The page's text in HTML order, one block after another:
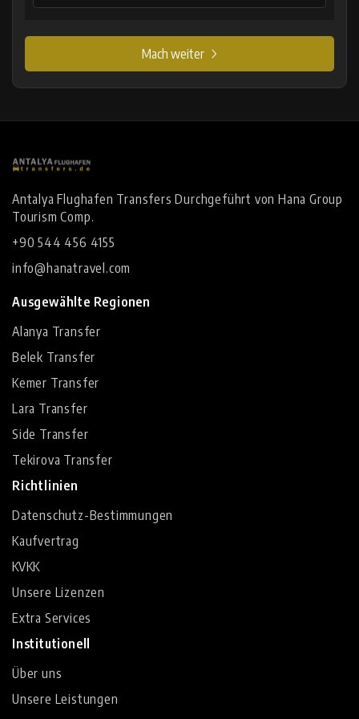
Mach weiter
Antalya Flughafen Transfers Durchgeführt von Hana Group
Tourism Comp.
+90 544 456 4155
info@hanatravel.com
Ausgewählte Regionen
Alanya Transfer
Belek Transfer
Kemer Transfer
Lara Transfer
Side Transfer
Tekirova Transfer
Richtlinien
Datenschutz-Bestimmungen
Kaufvertrag
KVKK
Unsere Lizenzen
Extra Services
Institutionell
Über uns
Unsere Leistungen